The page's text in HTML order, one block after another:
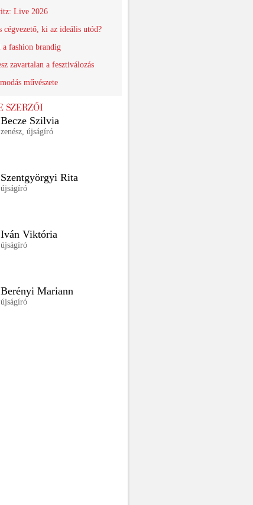
Live 2026
cégvezető, ki az ideális utód?
fashion brandig
zavartalan a fesztiválozás
művészete
Becze Szilvia
zenész, újságíró
Szentgyörgyi Rita
újságíró
Iván Viktória
újságíró
Berényi Mariann
újságíró